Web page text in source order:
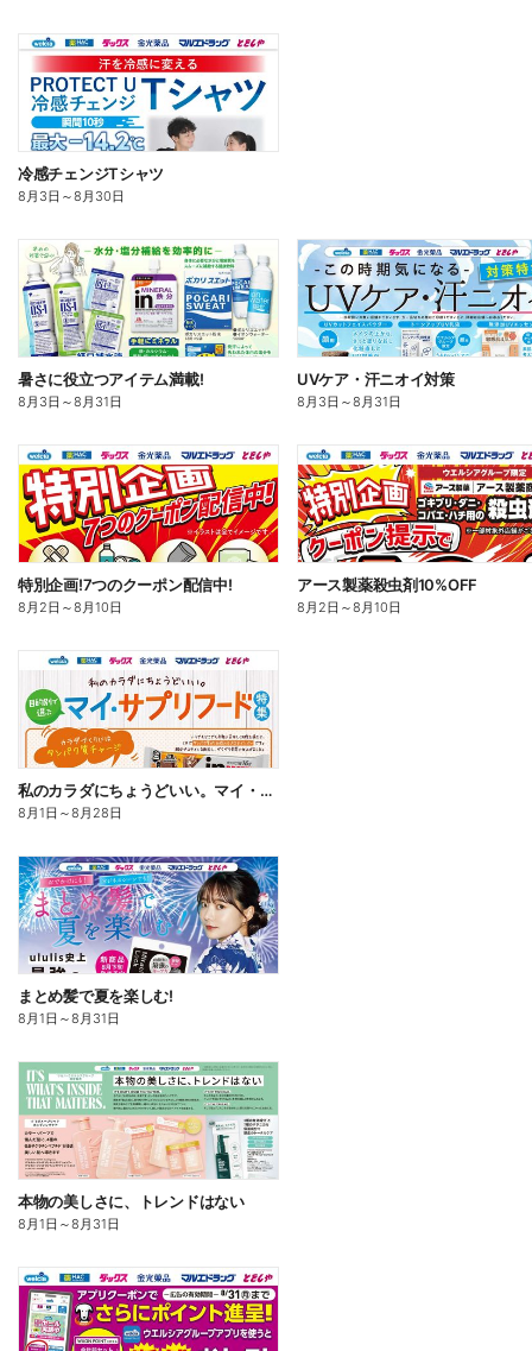
冷感チェンジTシャツ
8月3日 ～8月30日
暑さに役立つアイテム満載!
8月3日 ～8月31日
UVケア・汗ニオイ対策
8月3日 ～8月31日
特別企画!7つのクーポン配信中!
8月2日 ～8月10日
アース製薬殺虫剤10%OFF
8月2日 ～8月10日
私のカラダにちょうどいい。マイ・サプリフード
8月1日 ～8月28日
まとめ髪で夏を楽しむ!
8月1日 ～8月31日
本物の美しさに、トレンドはない
8月1日 ～8月31日